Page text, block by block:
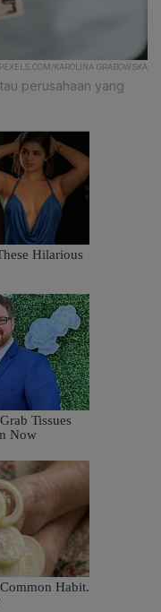
PEXELS.COM/KAROLINA GRABOWSKA
perusahaan yang